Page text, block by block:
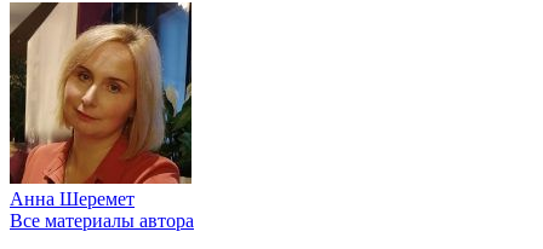
Анна Шеремет
Все материалы автора